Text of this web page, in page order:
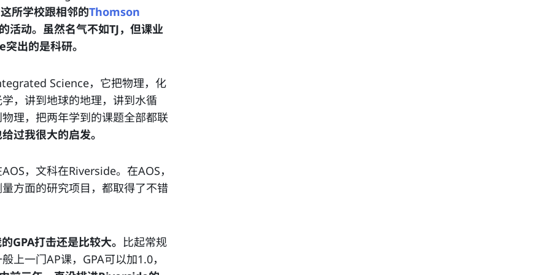
这所学校跟相邻的Thomson
活动。虽然名气不如TJ，但课业
出的是科研。
Science，它把物理，化
，讲到地球的地理，讲到水循
理，把两年学到的课题全部都联
过我很大的启发。
，文科在Riverside。在AOS，
方面的研究项目，都取得了不错
GPA打击还是比较大。 比起常规
上一门AP课，GPA可以加1.0，